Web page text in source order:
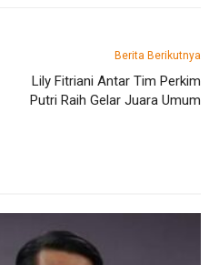
Berita Berikutnya
Lily Fitriani Antar Tim Perkim
Putri Raih Gelar Juara Umum